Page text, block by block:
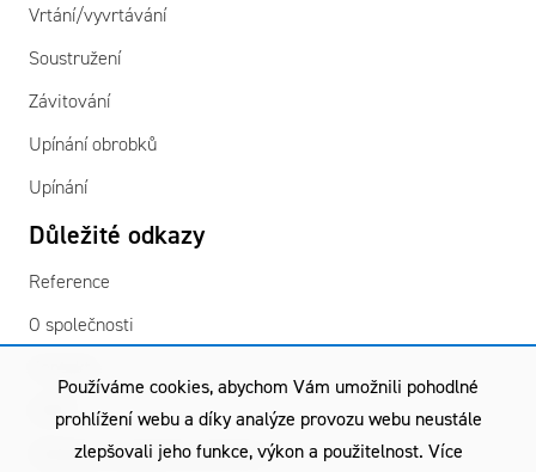
Používáme cookies, abychom Vám umožnili pohodlné
prohlížení webu a díky analýze provozu webu neustále
zlepšovali jeho funkce, výkon a použitelnost. Více
Vrtání/vyvrtávání
Soustružení
Závitování
Upínání obrobků
Upínání
Důležité odkazy
Reference
O společnosti
GDPR
Všeobecné obchodní podmínky